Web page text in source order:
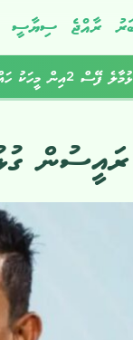
ރާއްޖެ ސިޔާސީ
ހައްޔަރުކޮށްފި